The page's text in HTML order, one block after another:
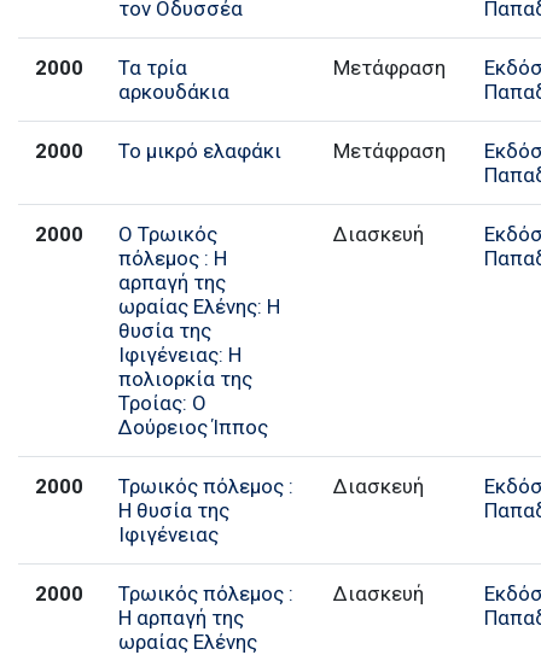
τον Οδυσσέα
2000
Τα τρία
αρκουδάκια
Μετάφραση
2000 Το μικρό ελαφάκι Μετάφραση
2000
Ο Τρωικός
πόλεμος : Η
αρπαγή της
ωραίας Ελένης: Η
θυσία της
Ιφιγένειας: Η
πολιορκία της
Τροίας: Ο
Δούρειος Ίππος
Διασκευή
2000
Τρωικός πόλεμος :
Η θυσία της
Ιφιγένειας
Διασκευή
2000
Τρωικός πόλεμος :
Η αρπαγή της
ωραίας Ελένης
Διασκευή